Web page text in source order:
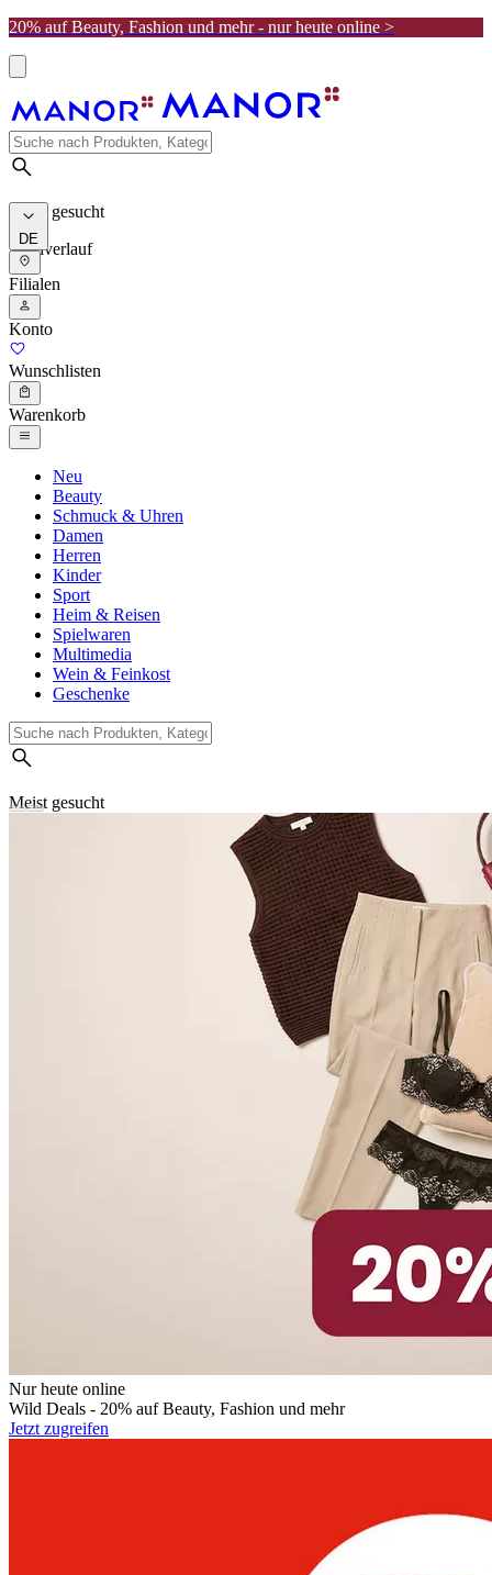
20% auf Beauty, Fashion und mehr - nur heute online >
Meist gesucht
Suchverlauf
DE
Filialen
Konto
Wunschlisten
Warenkorb
Neu
Beauty
Schmuck & Uhren
Damen
Herren
Kinder
Sport
Heim & Reisen
Spielwaren
Multimedia
Wein & Feinkost
Geschenke
Meist gesucht
Nur heute online
Wild Deals - 20% auf Beauty, Fashion und mehr
Jetzt zugreifen